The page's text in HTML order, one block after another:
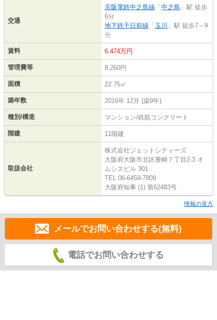
交通
京阪電鉄中之島線 「 中之島 」駅 徒歩
6分
地下鉄千日前線 「 玉川 」駅 徒歩7～9
分
賃料 6.474万円
管理費等 8,260円
面積 22.75㎡
築年数 2016年 12月 (築9年)
種別/構造 マンション/鉄筋コンクリート
階建 11階建
取扱会社
株式会社ジェットシティーズ
大阪府大阪市北区豊崎７丁目2-3 オ
ムシスビル 301
TEL:06-6459-7809
大阪府知事 (1) 第62483号
情報の見方
メールでお問い合わせする(無料)
電話でお問い合わせする